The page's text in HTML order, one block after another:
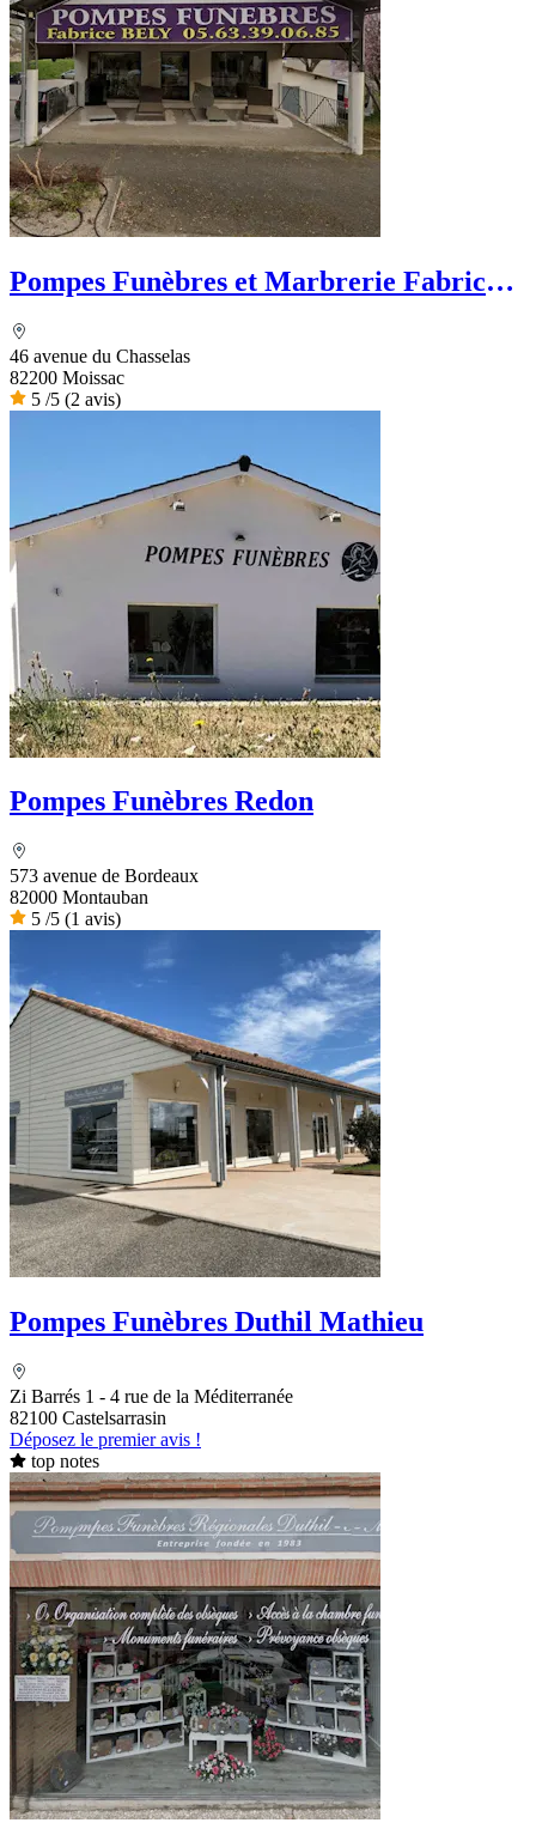
Pompes Funèbres et Marbrerie Fabrice
46 avenue du Chasselas
82200 Moissac
5 /5 (2 avis)
Pompes Funèbres Redon
573 avenue de Bordeaux
82000 Montauban
5 /5 (1 avis)
Pompes Funèbres Duthil Mathieu
Zi Barrés 1 - 4 rue de la Méditerranée
82100 Castelsarrasin
Déposez le premier avis !
top notes